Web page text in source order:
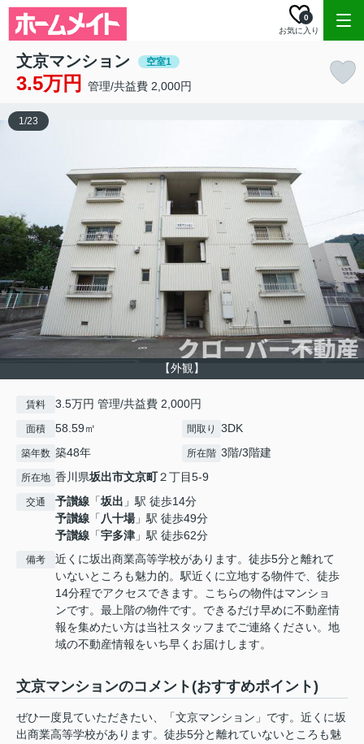
お気に入り
0
文京マンション 空室1
3.5万円 管理/共益費 2,000円
【外観】
1/23
賃料 3.5万円 管理/共益費 2,000円
面積 58.59㎡ 間取り 3DK
築年数 築48年 所在階 3階/3階建
所在地 香川県坂出市文京町２丁目5-9
交通 予讃線 「坂出 」駅 徒歩14分
予讃線 「八十場」駅 徒歩49分
予讃線 「宇多津 」駅 徒歩62分
備考
近くに坂出商業高等学校があります。徒歩5分と離れて
いないところも魅力的。駅近くに立地する物件で、徒歩
14分程でアクセスできます。こちらの物件はマンショ
ンです。最上階の物件です。できるだけ早めに不動産情
報を集めたい方は当社スタッフまでご連絡ください。地
域の不動産情報をいち早くお届けします。
文京マンションのコメント(おすすめポイント)
ぜひ一度見ていただきたい、「文京マンション」です。近くに坂
出商業高等学校があります。徒歩5分と離れていないところも魅